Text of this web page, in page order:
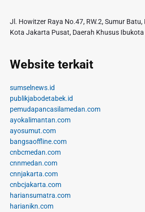
Jl. Howitzer Raya No.47, RW.2, Sumur Batu,
Kota Jakarta Pusat, Daerah Khusus
Website terkait
sumselnews.id
publikjabodetabek.id
pemudapancasilamedan.com
ayokalimantan.com
ayosumut.com
bangsaoffline.com
cnbcmedan.com
cnnmedan.com
cnnjakarta.com
cnbcjakarta.com
hariansumatra.com
harianikn.com